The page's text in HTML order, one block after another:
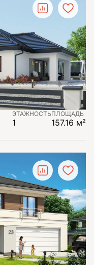
ЭТАЖНОСТЬ
1
ПЛОЩАДЬ
157.16 м²